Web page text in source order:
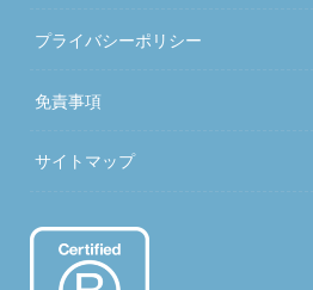
プライバシーポリシー
免責事項
サイトマップ